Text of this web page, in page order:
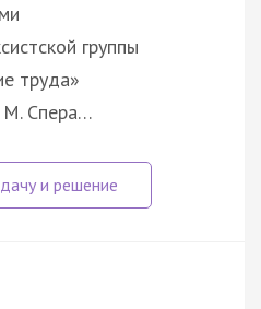
группы
труда»
М. Спера…